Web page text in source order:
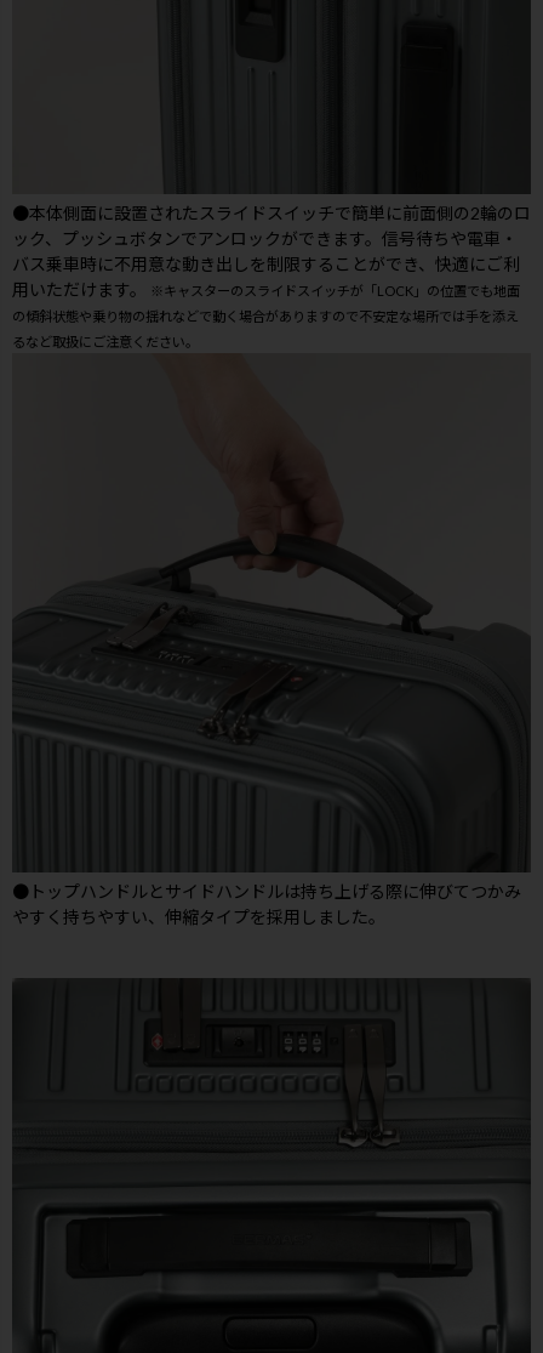
●本体側面に設置されたスライドスイッチで簡単に前面側の2輪のロ
ック、プッシュボタンでアンロックができます。信号待ちや電車・
バス乗車時に不用意な動き出しを制限することができ、快適にご利
用いただけます。
※キャスターのスライドスイッチが「LOCK」の位置でも地面
の傾斜状態や乗り物の揺れなどで動く場合がありますので不安定な場所では手を添え
るなど取扱にご注意ください。
●トップハンドルとサイドハンドルは持ち上げる際に伸びてつかみ
やすく持ちやすい、伸縮タイプを採用しました。